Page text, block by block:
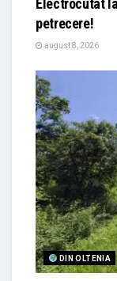
Electrocutat
petrecere!
august 8, 2026
DIN OLTENIA